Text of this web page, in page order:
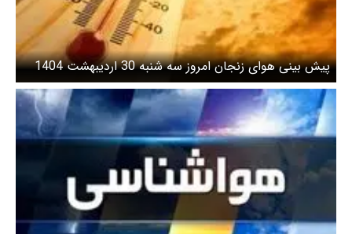
پیش بینی هوای زنجان امروز سه شنبه 30 اردیبهشت 1404